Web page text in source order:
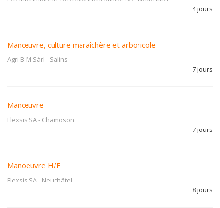
4 jours
Manœuvre, culture maraîchère et arboricole
Agri B-M Sàrl - Salins
7 jours
Manœuvre
Flexsis SA- Chamoson
7 jours
Manoeuvre H/F
Flexsis SA- Neuchâtel
8 jours